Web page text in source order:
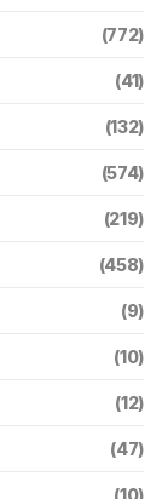
(772)
(41)
(132)
(574)
(219)
(458)
(9)
(10)
(12)
(47)
(10)